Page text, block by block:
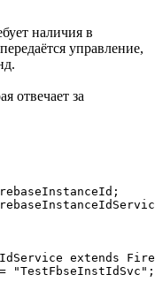
наличия в
управление,
отвечает за
extends
"TestFbseInstIdSvc";